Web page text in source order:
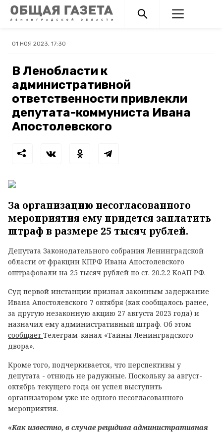
01 НОЯ 2023, 17:30
В Ленобласти к
административной
ответственности привлекли
депутата-коммуниста Ивана
Апостолевского
За организацию несогласованного
мероприятия ему придется заплатить
штраф в размере 25 тысяч рублей.
Депутата Законодательного собрания Ленинградской
области от фракции КПРФ Ивана Апостолевского
оштрафовали на 25 тысяч рублей по ст. 20.2.2 КоАП РФ.
Суд первой инстанции признал законным задержание
Ивана Апостолевского 7 октября (как сообщалось ранее,
за другую незаконную акцию 27 августа 2023 года) и
назначил ему административный штраф. Об этом
сообщает Телеграм-канал «Тайны Ленинградского
двора».
Кроме того, подчеркивается, что перспективы у
депутата - отнюдь не радужные. Поскольку за август-
октябрь текущего года он успел выступить
организатором уже не одного несогласованного
мероприятия.
«Как известно, в случае рецидива административная